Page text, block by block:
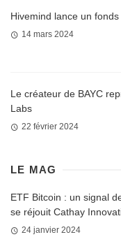
Hivemind lance un
14 mars 2024
Le créateur de BAYC
Labs
22 février 2024
LE MAG
ETF Bitcoin : un signal
se réjouit Cathay
24 janvier 2024